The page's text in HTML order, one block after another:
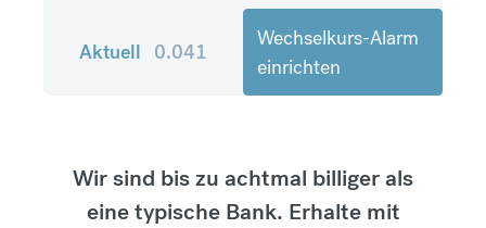
Aktuell 0.041
Wechselkurs-Alarm
einrichten
Wir sind bis zu achtmal billiger als
eine typische Bank. Erhalte mit